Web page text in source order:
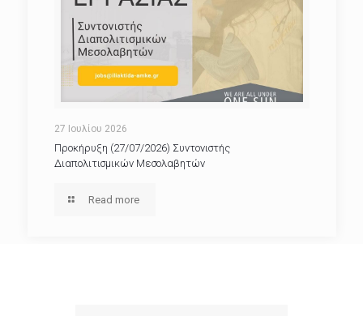
27 Ιουλίου 2026
Προκήρυξη (27/07/2026) Συντονιστής
Διαπολιτισμικών Μεσολαβητών
Read more